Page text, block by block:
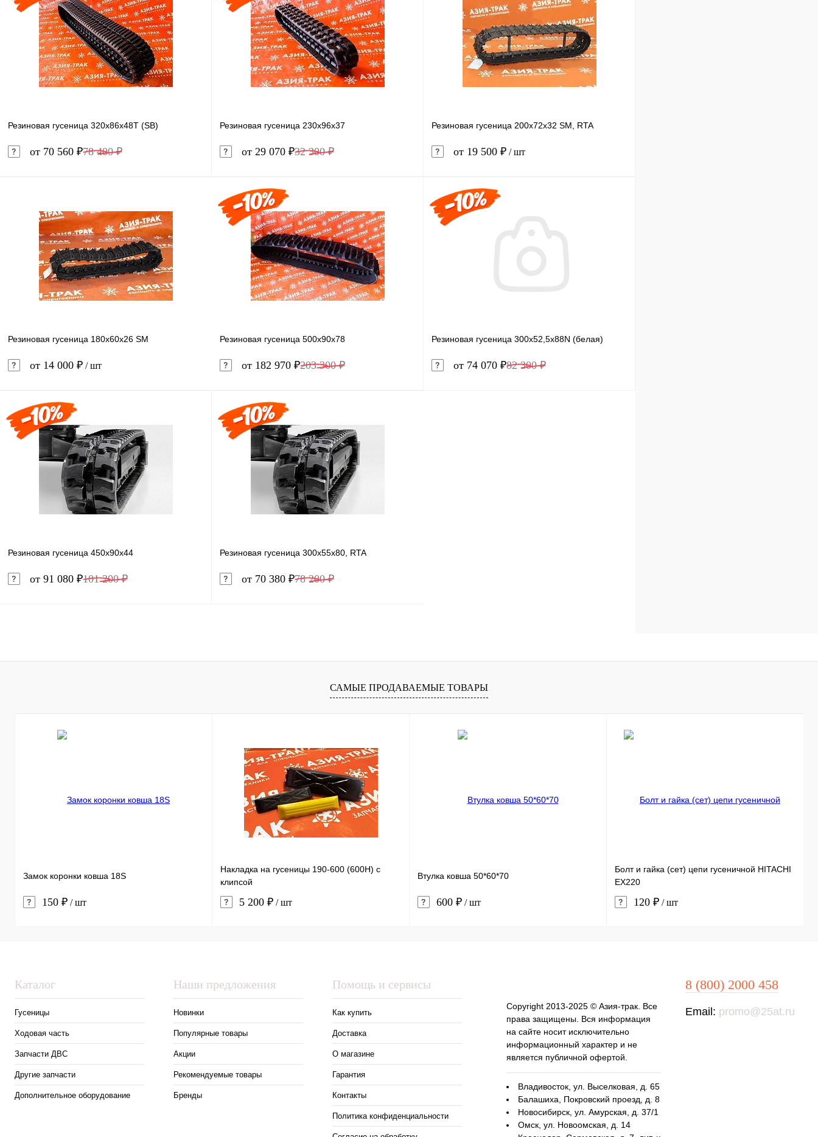
Резиновая гусеница 320x86x48T (SB)
от 70 560 ₽78 400 ₽
Купить в 1 клик Сравнение
В избранное В наличии
Резиновая гусеница 230x96x37
от 29 070 ₽32 300 ₽
Купить в 1 клик Сравнение
В избранное В наличии
Резиновая гусеница 200x72x32 SM, RTA
от 19 500 ₽ / шт
Резиновая гусеница 180x60x26 SM
от 14 000 ₽ / шт
Купить в 1 клик Сравнение
В избранное В наличии
Резиновая гусеница 500x90x78
от 182 970 ₽203 300 ₽
Купить в 1 клик Сравнение
В избранное Под заказ
Резиновая гусеница 300x52,5x88N (белая)
от 74 070 ₽82 300 ₽
Резиновая гусеница 450x90x44
от 91 080 ₽101 200 ₽
Резиновая гусеница 300x55x80, RTA
от 70 380 ₽78 200 ₽
САМЫЕ ПРОДАВАЕМЫЕ ТОВАРЫ
Замок коронки ковша 18S
150 ₽ / шт
Накладка на гусеницы 190-600 (600H) с
клипсой
5 200 ₽ / шт
Втулка ковша 50*60*70
600 ₽ / шт
Болт и гайка (сет) цепи гусеничной HITACHI
EX220
120 ₽ / шт
Каталог
Гусеницы
Ходовая часть
Запчасти ДВС
Другие запчасти
Дополнительное оборудование
Наши предложения
Новинки
Популярные товары
Акции
Рекомендуемые товары
Бренды
Помощь и сервисы
Как купить
Доставка
О магазине
Гарантия
Контакты
Политика конфиденциальности
Copyright 2013-2025 © Азия-трак. Все
права защищены. Вся информация
на сайте носит исключительно
информационный характер и не
является публичной офертой.
Владивосток, ул. Выселковая, д. 65
Балашиха, Покровский проезд, д. 8
Новосибирск, ул. Амурская, д. 37/1
Омск, ул. Новоомская, д. 14
8 (800) 2000 458
Email: promo@25at.ru